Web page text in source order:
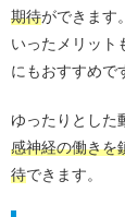
期待ができます
いったメリット
にもおすすめで
ゆったりとした
感神経の働きを
待できます。